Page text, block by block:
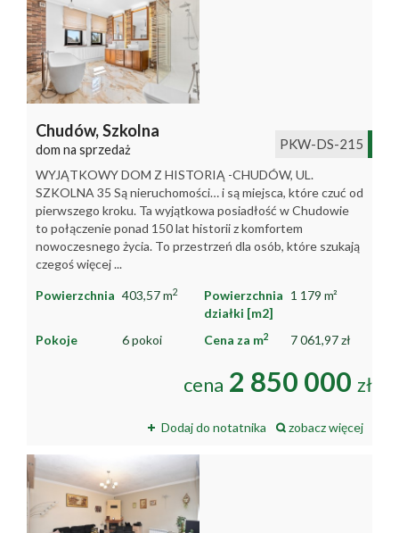
Chudów,Szkolna
dom na sprzedaż PKW-DS-215
WYJĄTKOWY DOM Z HISTORIĄ -CHUDÓW, UL.
SZKOLNA 35 Są nieruchomości… i są miejsca, które czuć od
pierwszego kroku. Ta wyjątkowa posiadłość w Chudowie
to połączenie ponad 150 lat historii z komfortem
nowoczesnego życia. To przestrzeń dla osób, które szukają
czegoś więcej ...
Powierzchnia 403,57 m2
Powierzchnia
działki [m2]
1 179 m²
Pokoje 6 pokoi Cena za m2 7 061,97 zł
cena 2 850 000 zł
Dodaj do notatnika zobacz więcej